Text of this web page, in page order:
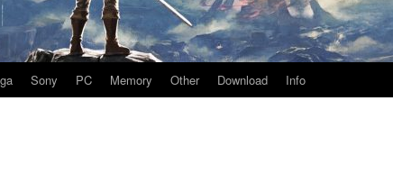
Sony PC Memory Other Download Info